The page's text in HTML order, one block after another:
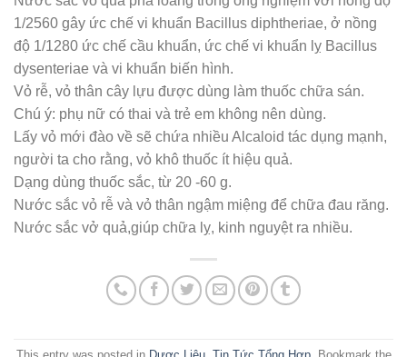
1/2560 gây ức chế vi khuẩn Bacillus diphtheriae, ở nồng
độ 1/1280 ức chế cầu khuẩn, ức chế vi khuẩn lỵ Bacillus
dysenteriae và vi khuẩn biến hình.
Vỏ rễ, vỏ thân cây lựu được dùng làm thuốc chữa sán.
Chú ý: phụ nữ có thai và trẻ em không nên dùng.
Lấy vỏ mới đào về sẽ chứa nhiều Alcaloid tác dụng mạnh,
người ta cho rằng, vỏ khô thuốc ít hiệu quả.
Dạng dùng thuốc sắc, từ 20 -60 g.
Nước sắc vỏ rễ và vỏ thân ngậm miệng để chữa đau răng.
Nước sắc vở quả,giúp chữa lỵ, kinh nguyệt ra nhiều.